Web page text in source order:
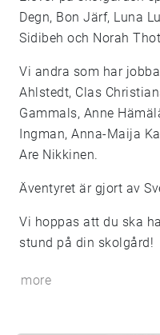
Degn, Bon Järf, Luna
Sidibeh och Norah
Vi andra som har
Ahlstedt, Clas
Gammals, Anne
Ingman, Anna-Maija
Are Nikkinen.
Äventyret är gjort av
Vi hoppas att du ska
stund på din skolgård!
more